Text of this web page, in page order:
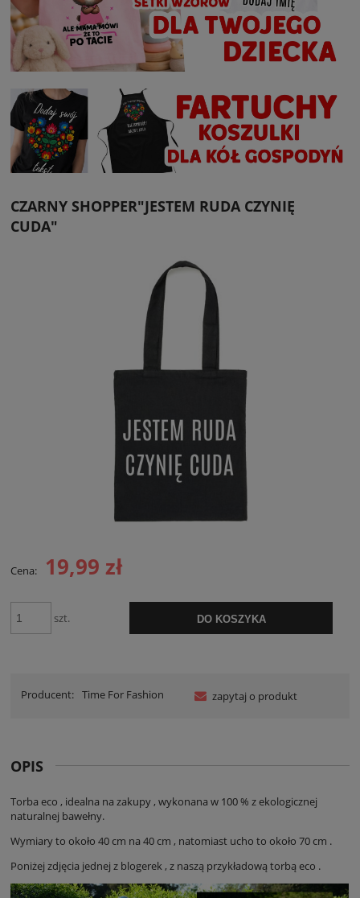
CZARNY SHOPPER"JESTEM RUDA CZYNIĘ
CUDA"
Cena: 19,99 zł
szt. DO KOSZYKA
Producent: Time For Fashion zapytaj o produkt
OPIS
Torba eco , idealna na zakupy , wykonana w 100 % z ekologicznej
naturalnej bawełny.
Wymiary to około 40 cm na 40 cm , natomiast ucho to około 70 cm .
Poniżej zdjęcia jednej z blogerek , z naszą przykładową torbą eco .